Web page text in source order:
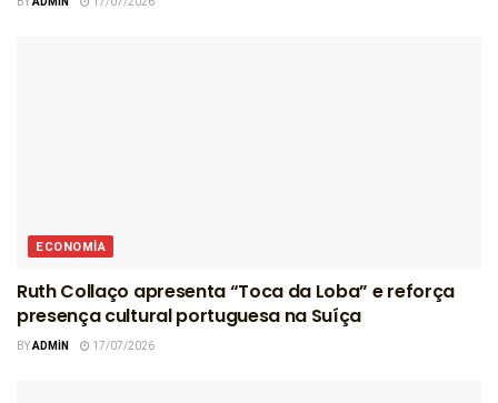
ECONOMIA
Ruth Collaço apresenta “Toca da Loba” e reforça
presença cultural portuguesa na Suíça
BYADMIN 17/07/2026